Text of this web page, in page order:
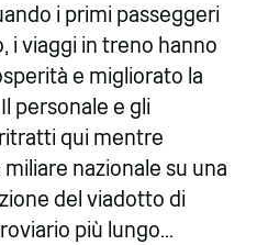
i primi passeggeri
i viaggi in treno hanno
e migliorato la
personale e gli
qui mentre
nazionale su una
del viadotto di
più lungo...